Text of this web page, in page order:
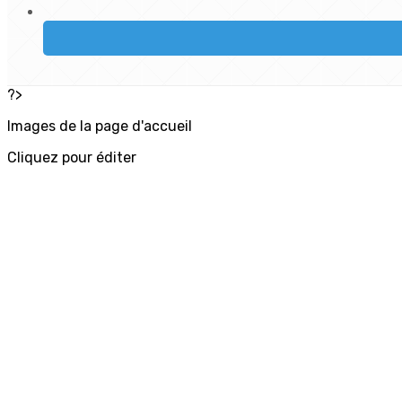
?>
Images de la page d'accueil
Cliquez pour éditer